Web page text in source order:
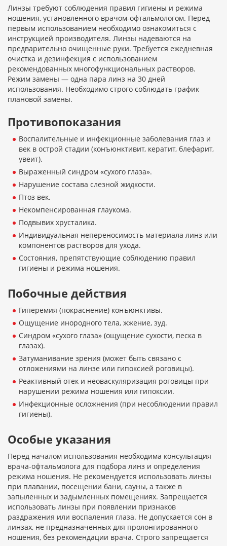
Линзы требуют соблюдения правил гигиены и режима
ношения, установленного врачом-офтальмологом. Перед
первым использованием необходимо ознакомиться с
инструкцией производителя. Линзы надеваются на
предварительно очищенные руки. Требуется ежедневная
очистка и дезинфекция с использованием
рекомендованных многофункциональных растворов.
Режим замены — одна пара линз на 30 дней
использования. Необходимо строго соблюдать график
плановой замены.
Противопоказания
Воспалительные и инфекционные заболевания глаз и
век в острой стадии (конъюнктивит, кератит, блефарит,
увеит).
Выраженный синдром «сухого глаза».
Нарушение состава слезной жидкости.
Птоз век.
Некомпенсированная глаукома.
Подвывих хрусталика.
Индивидуальная непереносимость материала линз или
компонентов растворов для ухода.
Состояния, препятствующие соблюдению правил
гигиены и режима ношения.
Побочные действия
Гиперемия (покраснение) конъюнктивы.
Ощущение инородного тела, жжение, зуд.
Синдром «сухого глаза» (ощущение сухости, песка в
глазах).
Затуманивание зрения (может быть связано с
отложениями на линзе или гипоксией роговицы).
Реактивный отек и неоваскуляризация роговицы при
нарушении режима ношения или гипоксии.
Инфекционные осложнения (при несоблюдении правил
гигиены).
Особые указания
Перед началом использования необходима консультация
врача-офтальмолога для подбора линз и определения
режима ношения. Не рекомендуется использовать линзы
при плавании, посещении бани, сауны, а также в
запыленных и задымленных помещениях. Запрещается
использовать линзы при появлении признаков
раздражения или воспаления глаза. Не допускается сон в
линзах, не предназначенных для пролонгированного
ношения, без рекомендации врача. Строго запрещается